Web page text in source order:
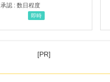
承認 : 数日程度
即時
[PR]